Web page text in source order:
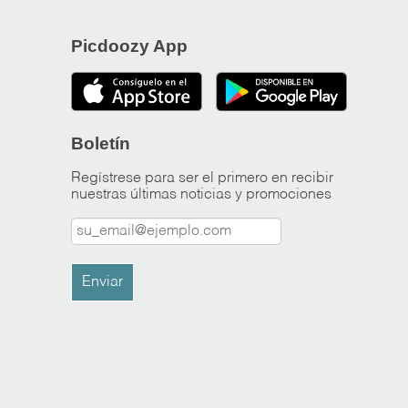
Picdoozy App
Boletín
Regístrese para ser el primero en recibir
nuestras últimas noticias y promociones